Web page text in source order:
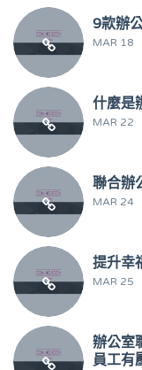
9款辦
MAR 18
什麼是
MAR 22
聯合辦
MAR 24
提升幸
MAR 25
辦公室
員工有